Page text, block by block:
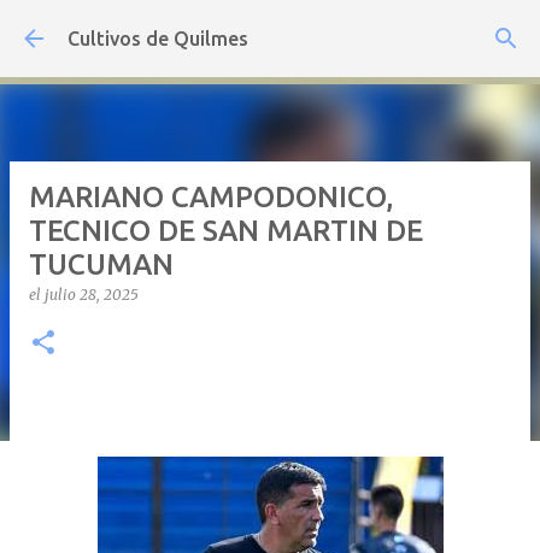
Ir al contenido principal
Cultivos de Quilmes
MARIANO CAMPODONICO,
TECNICO DE SAN MARTIN DE
TUCUMAN
el julio 28, 2025